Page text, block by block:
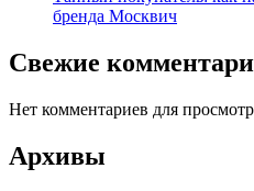
бренда Москвич
Свежие
Нет комментариев для
Архивы